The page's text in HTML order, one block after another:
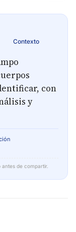
Contexto
con
y
de compartir.